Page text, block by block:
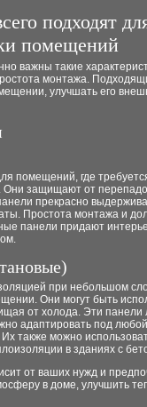
подходят
помещений
важны такие
монтажа.
улучшать его
помещений, где
защищают от
прекрасно
Простота монтажа и
панели придают
при небольшом
Они могут быть
от холода. Эти панели
адаптировать под
также можно
в зданиях с
от ваших нужд и
в доме, улучшить